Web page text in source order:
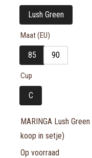
Lush Green
Maat (EU)
85 90
Cup
C
MARINGA Lush
koop in setje)
Op voorraad